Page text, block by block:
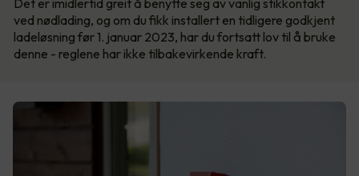
Det er imidlertid greit å benytte seg av vanlig stikkontakt
ved nødlading, og om du fikk installert en tidligere godkjent
ladeløsning før 1. januar 2023, har du fortsatt lov til å bruke
denne - reglene har ikke tilbakevirkende kraft.